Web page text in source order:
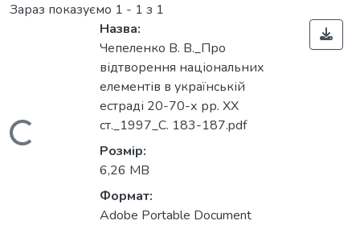
Зараз показуємо 1 - 1 з 1
Вантажиться...
Назва:
Чепеленко В. В._Про
відтворення національних
елементів в українській
естраді 20-70-х рр. ХХ
ст._1997_С. 183-187.pdf
Розмір:
6,26 MB
Формат:
Adobe Portable Document